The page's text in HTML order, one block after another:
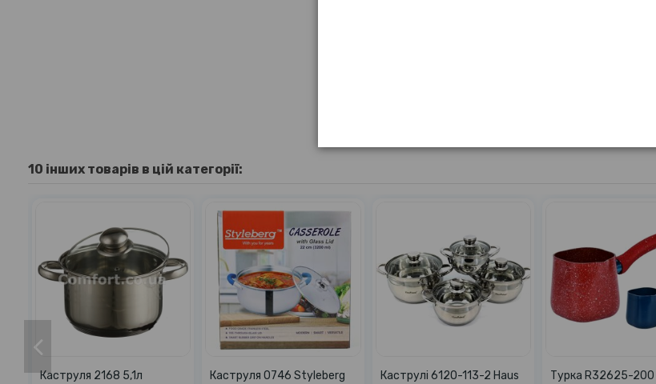
10 інших товарів в цій категорії:
Каструлі 1299 набір 3шт
Каструля мармур 1473
Каструлі 2067 набір 4шт
Каструлі